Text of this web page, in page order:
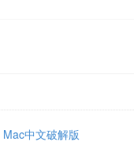
中文破解版